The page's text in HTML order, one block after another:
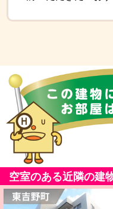
空室のある近隣の建